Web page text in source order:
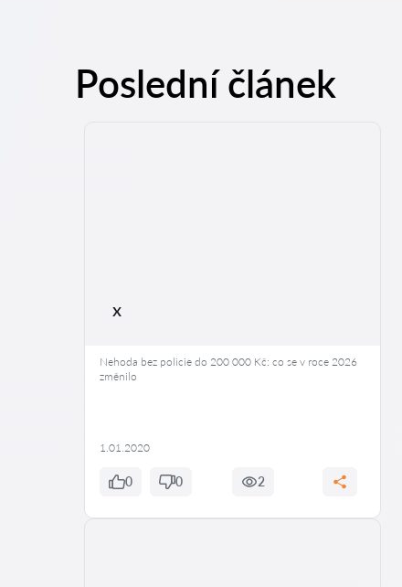
Poslední článek
x
Nehoda bez policie do 200 000 Kč: co se v roce 2026
změnilo
1.01.2020
0 0 2